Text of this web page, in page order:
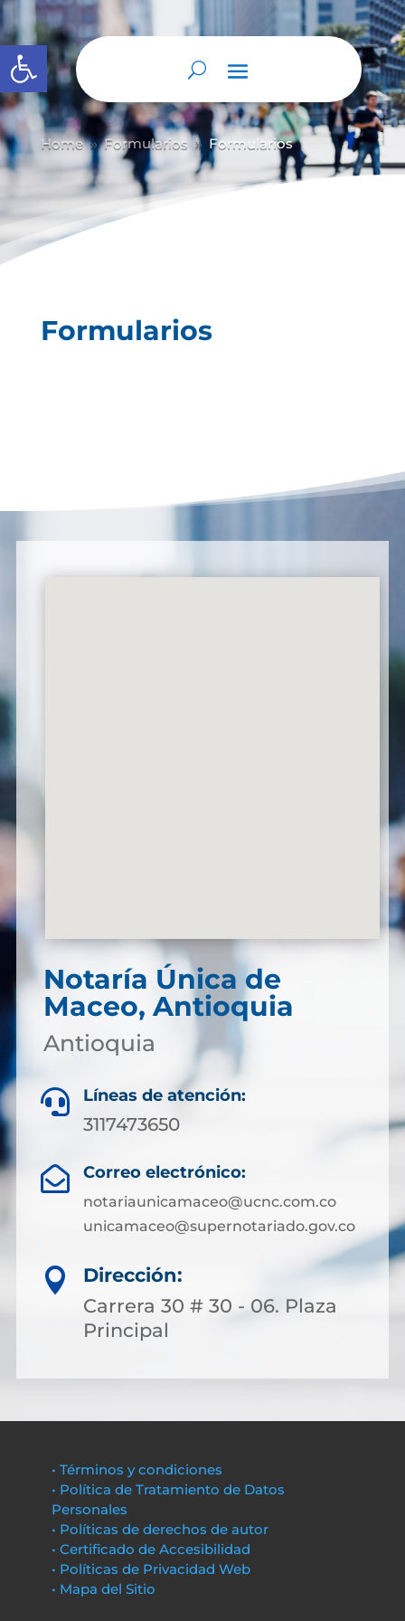
Abrir barra de herramientas
Home 9 Formularios 9 Formularios
Formularios
Notaría Única de
Maceo, Antioquia
Antioquia
 Líneas de atención:
3117473650
 Correo electrónico:
notariaunicamaceo@ucnc.com.co
unicamaceo@supernotariado.gov.co

Dirección:
Carrera 30 # 30 - 06. Plaza
Principal
• Términos y condiciones
• Política de Tratamiento de Datos
Personales
• Políticas de derechos de autor
• Certificado de Accesibilidad
• Políticas de Privacidad Web
• Mapa del Sitio